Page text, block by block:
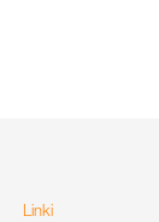
Linki